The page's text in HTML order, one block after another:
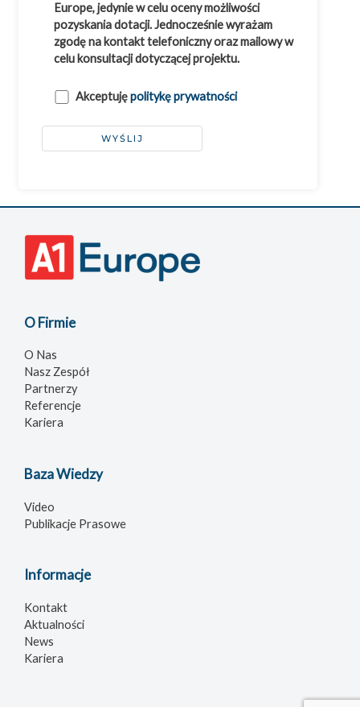
Europe, jedynie w celu oceny możliwości
pozyskania dotacji. Jednocześnie wyrażam
zgodę na kontakt telefoniczny oraz mailowy w
celu konsultacji dotyczącej projektu.
Akceptujępolitykę prywatności
O Firmie
O Nas
Nasz Zespół
Partnerzy
Referencje
Kariera
Baza Wiedzy
Video
Publikacje Prasowe
Informacje
Kontakt
Aktualności
News
Kariera